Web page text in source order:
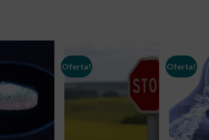
Oferta! Oferta!